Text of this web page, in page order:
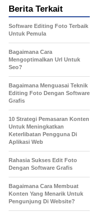
Berita Terkait
Software Editing Foto Terbaik
Untuk Pemula
Bagaimana Cara
Mengoptimalkan Url Untuk
Seo?
Bagaimana Menguasai Teknik
Editing Foto Dengan Software
Grafis
10 Strategi Pemasaran Konten
Untuk Meningkatkan
Keterlibatan Pengguna Di
Aplikasi Web
Rahasia Sukses Edit Foto
Dengan Software Grafis
Bagaimana Cara Membuat
Konten Yang Menarik Untuk
Pengunjung Di Website?